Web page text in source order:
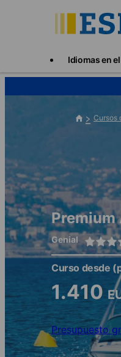
Idiomas en
Cursos
Premium
Genial
Curso desde
1.410
Presupuesto